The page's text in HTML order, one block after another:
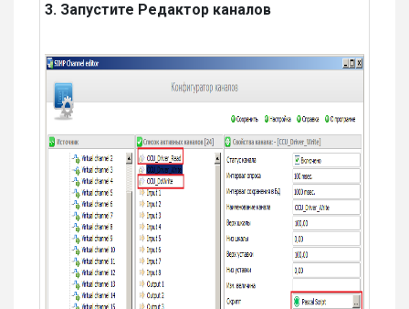
3. Запустите Редактор каналов